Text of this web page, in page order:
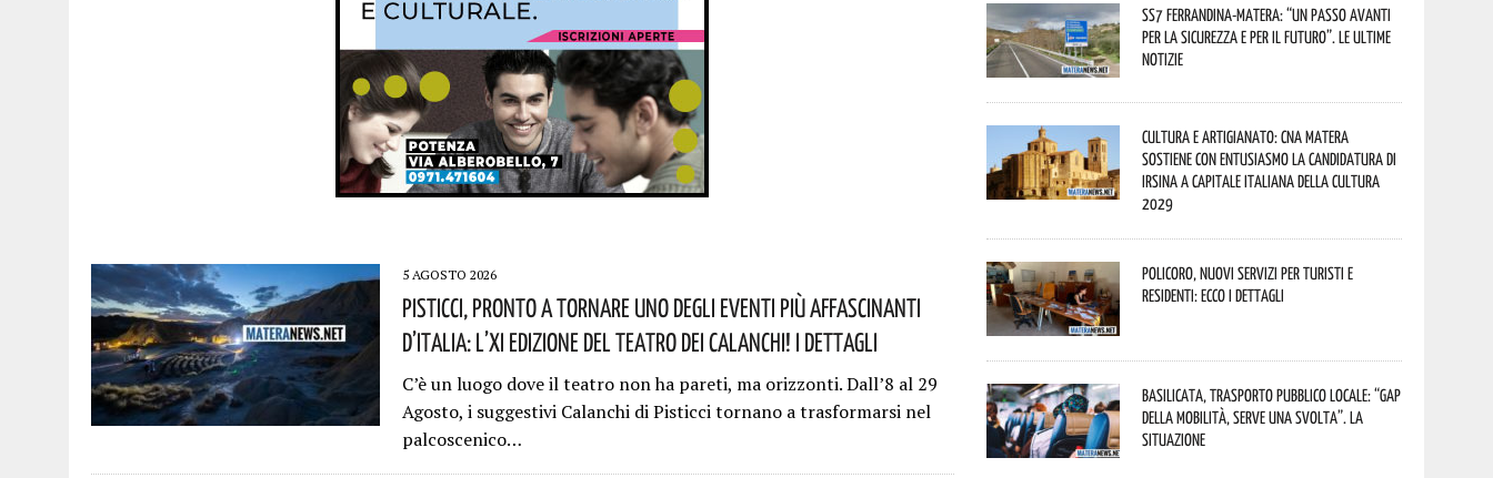
5 AGOSTO 2026
Pisticci, Pronto A Tornare Uno Degli Eventi Più Affascinanti
D’Italia: L’XI Edizione Del Teatro Dei Calanchi! I Dettagli
C’è un luogo dove il teatro non ha pareti, ma orizzonti. Dall’8 al 29
Agosto, i suggestivi Calanchi di Pisticci tornano a trasformarsi nel
palcoscenico…
SS7 Ferrandina-Matera: “Un passo avanti
per la sicurezza e per il futuro”. Le ultime
notizie
Cultura e Artigianato: CNA Matera
sostiene con entusiasmo la candidatura di
Irsina a Capitale Italiana della Cultura
2029
Policoro, nuovi servizi per turisti e
residenti: ecco i dettagli
Basilicata, trasporto pubblico locale: “Gap
della mobilità, serve una svolta”. La
situazione